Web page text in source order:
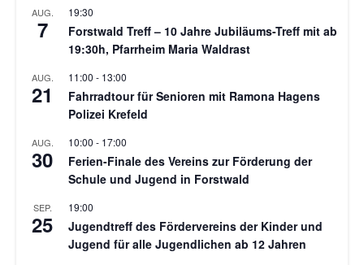
AUG.
7
19:30
Forstwald Treff – 10 Jahre Jubiläums-Treff mit ab
19:30h, Pfarrheim Maria Waldrast
AUG.
21
11:00 - 13:00
Fahrradtour für Senioren mit Ramona Hagens
Polizei Krefeld
AUG.
30
10:00 - 17:00
Ferien-Finale des Vereins zur Förderung der
Schule und Jugend in Forstwald
SEP.
25
19:00
Jugendtreff des Fördervereins der Kinder und
Jugend für alle Jugendlichen ab 12 Jahren